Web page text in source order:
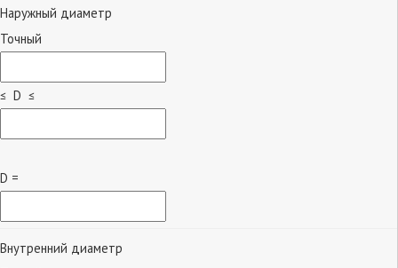
Наружный диаметр
Точный
≤ D ≤
D =
Внутренний диаметр